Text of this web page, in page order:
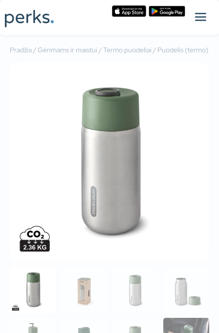
Pradžia/Gėrimams ir maistui /Termo puodeliai / Puodelis (termo)